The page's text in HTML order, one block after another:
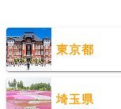
東京都
埼玉県